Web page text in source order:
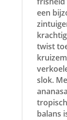
een
twist
slok.
balans